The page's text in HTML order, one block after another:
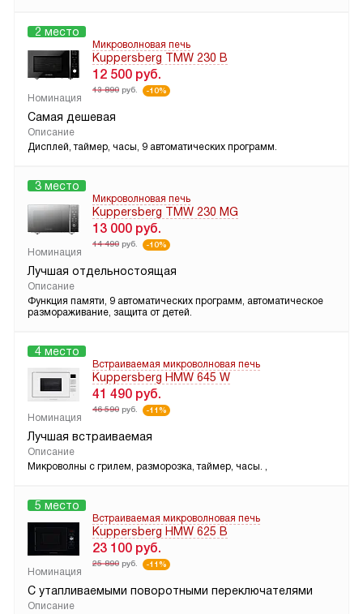
2 место
Микроволновая печь
Kuppersberg TMW 230 B
12 500 руб.
13 890 руб. -10%
Номинация
Самая дешевая
Описание
Дисплей, таймер, часы, 9 автоматических программ.
3 место
Микроволновая печь
Kuppersberg TMW 230 MG
13 000 руб.
14 490 руб. -10%
Номинация
Лучшая отдельностоящая
Описание
Функция памяти, 9 автоматических программ, автоматическое
размораживание, защита от детей.
4 место
Встраиваемая микроволновая печь
Kuppersberg HMW 645 W
41 490 руб.
46 590 руб. -11%
Номинация
Лучшая встраиваемая
Описание
Микроволны с грилем, разморозка, таймер, часы. ,
5 место
Встраиваемая микроволновая печь
Kuppersberg HMW 625 B
23 100 руб.
25 890 руб. -11%
Номинация
С утапливаемыми поворотными переключателями
Описание